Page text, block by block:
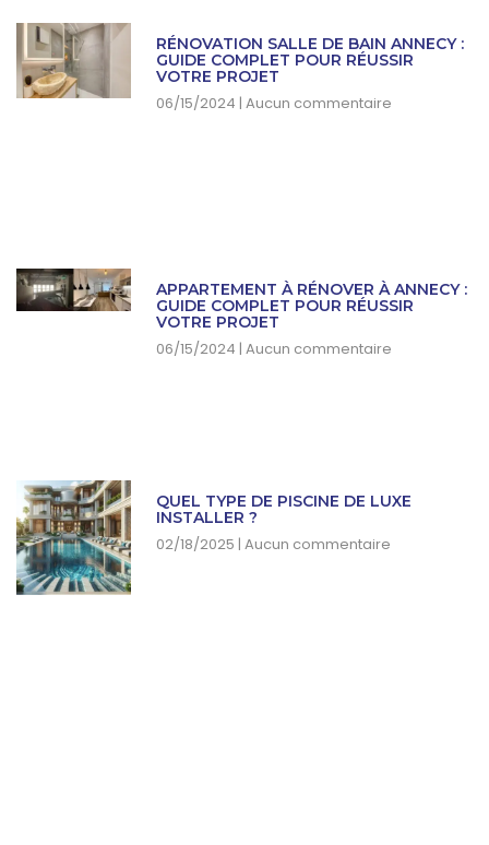
RÉNOVATION SALLE DE BAIN ANNECY :
GUIDE COMPLET POUR RÉUSSIR
VOTRE PROJET
06/15/2024 Aucun commentaire
APPARTEMENT À RÉNOVER À ANNECY :
GUIDE COMPLET POUR RÉUSSIR
VOTRE PROJET
06/15/2024 Aucun commentaire
QUEL TYPE DE PISCINE DE LUXE
INSTALLER ?
02/18/2025 Aucun commentaire